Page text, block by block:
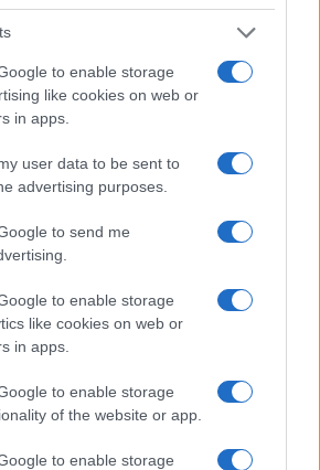
to enable storage
like cookies on web or
in apps.
user data to be sent to
advertising purposes.
to send me
to enable storage
like cookies on web or
in apps.
to enable storage
of the website or app.
to enable storage
vasto incendio di vegetazione
Azelio Marsicola, vicino a via
in questo caso è stato
del Dos per coordinare le
e il contributo di due
di interventi tempestivi da
di emergenza per minimizzare i
sicurezza della popolazione.
Successiva
a Fiumicino: